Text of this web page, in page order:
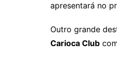
apresentará no
Outro grande
Carioca Club